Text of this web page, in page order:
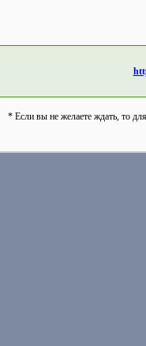
* Если вы не желаете ждать, то